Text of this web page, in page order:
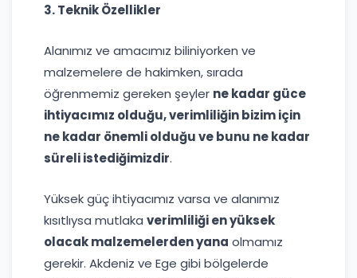
3. Teknik Özellikler
Alanımız ve amacımız biliniyorken ve
malzemelere de hakimken, sırada
öğrenmemiz gereken şeyler ne kadar güce
ihtiyacımız olduğu, verimliliğin bizim için
ne kadar önemli olduğu ve bunu ne kadar
süreli istediğimizdir.
Yüksek güç ihtiyacımız varsa ve alanımız
kısıtlıysa mutlaka verimliliği en yüksek
olacak malzemelerden yana olmamız
gerekir. Akdeniz ve Ege gibi bölgelerde